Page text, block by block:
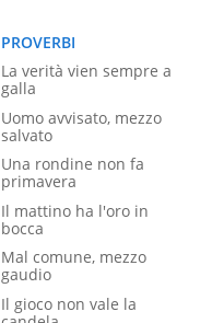
PROVERBI
La verità vien sempre a
galla
Uomo avvisato, mezzo
salvato
Una rondine non fa
primavera
Il mattino ha l'oro in
bocca
Mal comune, mezzo
gaudio
Il gioco non vale la